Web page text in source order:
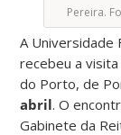
Pereira.
A Universidade
recebeu a
do Porto, de
abril. O
Gabinete da